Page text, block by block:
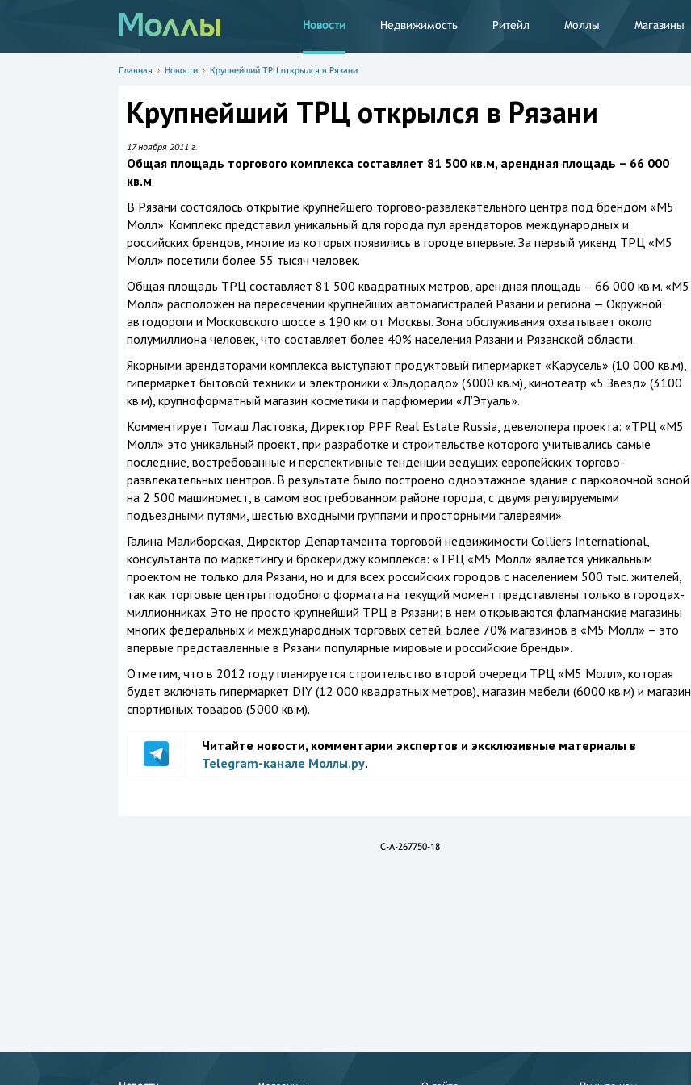
Новости Недвижимость Ритейл Моллы Магазины
Главная Новости Крупнейший ТРЦ открылся в Рязани
Крупнейший ТРЦ открылся в Рязани
17 ноября 2011 г.
Общая площадь торгового комплекса составляет 81 500 кв.м, арендная площадь – 66 000
кв.м
В Рязани состоялось открытие крупнейшего торгово-развлекательного центра под брендом «М5
Молл». Комплекс представил уникальный для города пул арендаторов международных и
российских брендов, многие из которых появились в городе впервые. За первый уикенд ТРЦ «М5
Молл» посетили более 55 тысяч человек.
Общая площадь ТРЦ составляет 81 500 квадратных метров, арендная площадь – 66 000 кв.м. «М5
Молл» расположен на пересечении крупнейших автомагистралей Рязани и региона — Окружной
автодороги и Московского шоссе в 190 км от Москвы. Зона обслуживания охватывает около
полумиллиона человек, что составляет более 40% населения Рязани и Рязанской области.
Якорными арендаторами комплекса выступают продуктовый гипермаркет «Карусель» (10 000 кв.м),
гипермаркет бытовой техники и электроники «Эльдорадо» (3000 кв.м), кинотеатр «5 Звезд» (3100
кв.м), крупноформатный магазин косметики и парфюмерии «Л’Этуаль».
Комментирует Томаш Ластовка, Директор PPF Real Estate Russia, девелопера проекта: «ТРЦ «М5
Молл» это уникальный проект, при разработке и строительстве которого учитывались самые
последние, востребованные и перспективные тенденции ведущих европейских торгово-
развлекательных центров. В результате было построено одноэтажное здание с парковочной зоной
на 2 500 машиномест, в самом востребованном районе города, с двумя регулируемыми
подъездными путями, шестью входными группами и просторными галереями».
Галина Малиборская, Директор Департамента торговой недвижимости Colliers International,
консультанта по маркетингу и брокериджу комплекса: «ТРЦ «М5 Молл» является уникальным
проектом не только для Рязани, но и для всех российских городов с населением 500 тыс. жителей,
так как торговые центры подобного формата на текущий момент представлены только в городах-
миллионниках. Это не просто крупнейший ТРЦ в Рязани: в нем открываются флагманские магазины
многих федеральных и международных торговых сетей. Более 70% магазинов в «М5 Молл» – это
впервые представленные в Рязани популярные мировые и российские бренды».
Отметим, что в 2012 году планируется строительство второй очереди ТРЦ «М5 Молл», которая
будет включать гипермаркет DIY (12 000 квадратных метров), магазин мебели (6000 кв.м) и магазин
спортивных товаров (5000 кв.м).
Читайте новости, комментарии экспертов и эксклюзивные материалы в
Telegram-канале Моллы.ру.
C-A-267750-18